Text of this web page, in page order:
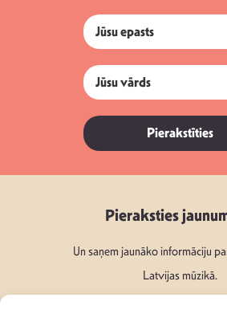
Pierakstīties
Pieraksties
Un saņem jaunāko informāciju
Latvijas mūzikā.